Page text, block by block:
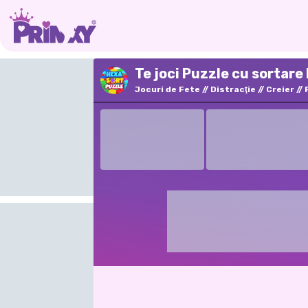
Te joci Puzzle cu
Jocuri de Fete Distracţie Creier